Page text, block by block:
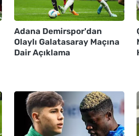
Adana Demirspor'dan
Olaylı Galatasaray Maçına
Dair Açıklama